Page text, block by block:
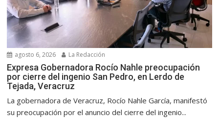
agosto 6, 2026 La Redacción
Expresa Gobernadora Rocío Nahle preocupación
por cierre del ingenio San Pedro, en Lerdo de
Tejada, Veracruz
La gobernadora de Veracruz, Rocío Nahle García, manifestó
su preocupación por el anuncio del cierre del ingenio...